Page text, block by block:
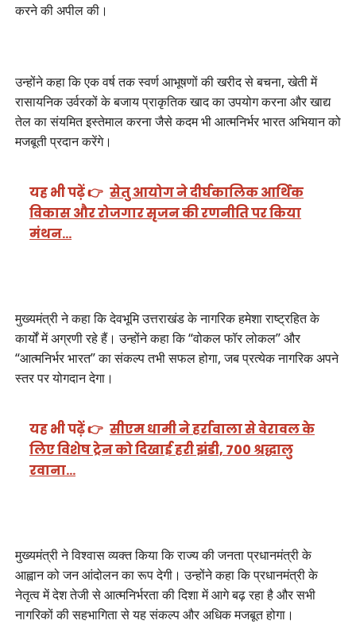
करने की अपील की।
उन्होंने कहा कि एक वर्ष तक स्वर्ण आभूषणों की खरीद से बचना, खेती में
रासायनिक उर्वरकों के बजाय प्राकृतिक खाद का उपयोग करना और खाद्य
तेल का संयमित इस्तेमाल करना जैसे कदम भी आत्मनिर्भर भारत अभियान को
मजबूती प्रदान करेंगे।
यह भी पढ़ें 👉 सेतु आयोग ने दीर्घकालिक आर्थिक
विकास और रोजगार सृजन की रणनीति पर किया
मंथन…
मुख्यमंत्री ने कहा कि देवभूमि उत्तराखंड के नागरिक हमेशा राष्ट्रहित के
कार्यों में अग्रणी रहे हैं। उन्होंने कहा कि “वोकल फॉर लोकल” और
“आत्मनिर्भर भारत” का संकल्प तभी सफल होगा, जब प्रत्येक नागरिक अपने
स्तर पर योगदान देगा।
यह भी पढ़ें 👉 सीएम धामी ने हर्रावाला से वेरावल के
लिए विशेष ट्रेन को दिखाई हरी झंडी, 700 श्रद्धालु
रवाना…
मुख्यमंत्री ने विश्वास व्यक्त किया कि राज्य की जनता प्रधानमंत्री के
आह्वान को जन आंदोलन का रूप देगी। उन्होंने कहा कि प्रधानमंत्री के
नेतृत्व में देश तेजी से आत्मनिर्भरता की दिशा में आगे बढ़ रहा है और सभी
नागरिकों की सहभागिता से यह संकल्प और अधिक मजबूत होगा।